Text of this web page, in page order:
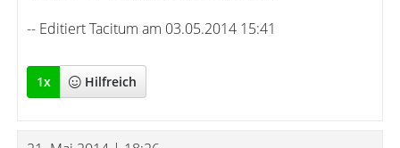
-- Editiert Tacitum am 03.05.2014 15:41
1x Hilfreich